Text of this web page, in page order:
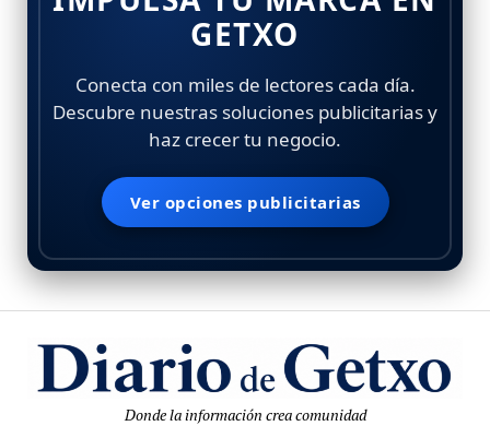
GETXO
Conecta con miles de lectores cada día.
Descubre nuestras soluciones publicitarias y
haz crecer tu negocio.
Ver opciones publicitarias
Donde la información crea comunidad